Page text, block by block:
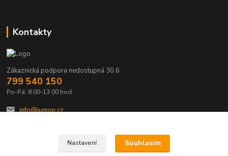
Kontakty
Zákaznická podpora nedostupná 30.6.
799 540 150
Po-Pá: 8:00-13:00 hod.
info@jumon.cz
Nastavení Souhlasím